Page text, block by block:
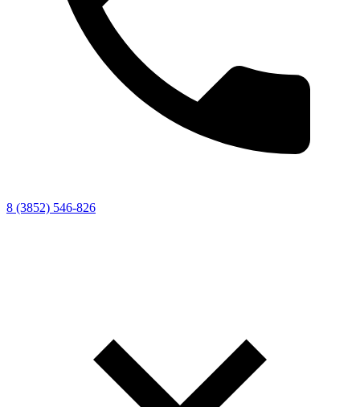
8 (3852) 546-826